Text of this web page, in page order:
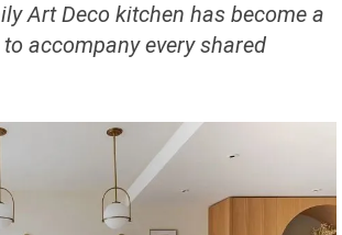
Art Deco kitchen has become a
accompany every shared